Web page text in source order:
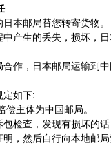
本邮局替您转寄货物。
产生的丢失，损坏，
作，日本邮局运输到
定如下:
主体为中国邮局。
检查，发现有损坏的话
，然后自行向本地邮